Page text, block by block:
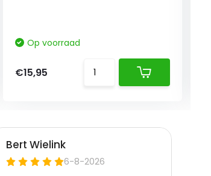
Op voorraad
€15,95